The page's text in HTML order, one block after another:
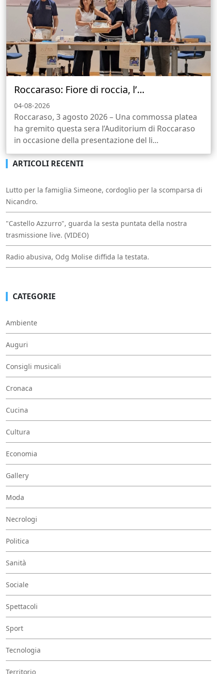
Roccaraso: Fiore di roccia, l’...
04-08-2026
Roccaraso, 3 agosto 2026 – Una commossa platea
ha gremito questa sera l’Auditorium di Roccaraso
in occasione della presentazione del li...
ARTICOLI RECENTI
Lutto per la famiglia Simeone, cordoglio per la scomparsa di
Nicandro.
"Castello Azzurro", guarda la sesta puntata della nostra
trasmissione live. (VIDEO)
Radio abusiva, Odg Molise diffida la testata.
CATEGORIE
Ambiente
Auguri
Consigli musicali
Cronaca
Cucina
Cultura
Economia
Gallery
Moda
Necrologi
Politica
Sanità
Sociale
Spettacoli
Sport
Tecnologia
Territorio